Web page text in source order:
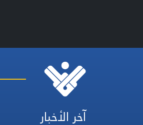
آخر الأخبار